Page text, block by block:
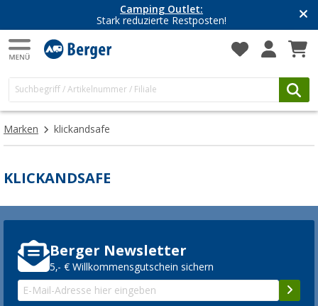
Camping Outlet:
Stark reduzierte Restposten!
Marken klickandsafe
KLICKANDSAFE
Berger Newsletter
5,- € Willkommensgutschein sichern